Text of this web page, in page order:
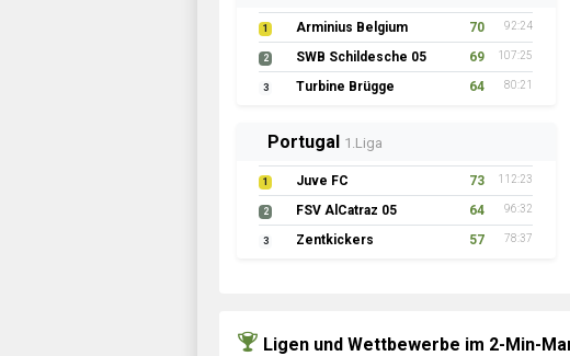
1 Arminius Belgium 70 92:24
2 SWB Schildesche 05 69 107:25
3 Turbine Brügge 64 80:21
Portugal 1.Liga
1 Juve FC 73 112:23
2 FSV AlCatraz 05 64 96:32
3 Zentkickers 57 78:37
Ligen und Wettbewerbe im 2-Min-